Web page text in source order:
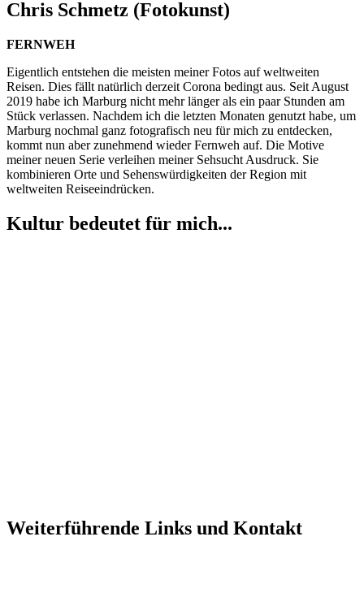
Chris Schmetz (Fotokunst)
FERNWEH
Eigentlich entstehen die meisten meiner Fotos auf weltweiten
Reisen. Dies fällt natürlich derzeit Corona bedingt aus. Seit August
2019 habe ich Marburg nicht mehr länger als ein paar Stunden am
Stück verlassen. Nachdem ich die letzten Monaten genutzt habe, um
Marburg nochmal ganz fotografisch neu für mich zu entdecken,
kommt nun aber zunehmend wieder Fernweh auf. Die Motive
meiner neuen Serie verleihen meiner Sehsucht Ausdruck. Sie
kombinieren Orte und Sehenswürdigkeiten der Region mit
weltweiten Reiseeindrücken.
Kultur bedeutet für mich...
Weiterführende Links und Kontakt